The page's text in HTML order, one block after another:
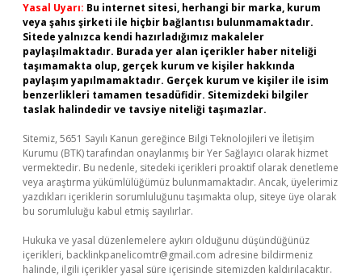
Yasal Uyarı: Bu internet sitesi, herhangi bir marka, kurum
veya şahıs şirketi ile hiçbir bağlantısı bulunmamaktadır.
Sitede yalnızca kendi hazırladığımız makaleler
paylaşılmaktadır. Burada yer alan içerikler haber niteliği
taşımamakta olup, gerçek kurum ve kişiler hakkında
paylaşım yapılmamaktadır. Gerçek kurum ve kişiler ile isim
benzerlikleri tamamen tesadüfidir. Sitemizdeki bilgiler
taslak halindedir ve tavsiye niteliği taşımazlar.
Sitemiz, 5651 Sayılı Kanun gereğince Bilgi Teknolojileri ve İletişim
Kurumu (BTK) tarafından onaylanmış bir Yer Sağlayıcı olarak hizmet
vermektedir. Bu nedenle, sitedeki içerikleri proaktif olarak denetleme
veya araştırma yükümlülüğümüz bulunmamaktadır. Ancak, üyelerimiz
yazdıkları içeriklerin sorumluluğunu taşımakta olup, siteye üye olarak
bu sorumluluğu kabul etmiş sayılırlar.
Hukuka ve yasal düzenlemelere aykırı olduğunu düşündüğünüz
içerikleri, backlinkpanelicomtr@gmail.com adresine bildirmeniz
halinde, ilgili içerikler yasal süre içerisinde sitemizden kaldırılacaktır.